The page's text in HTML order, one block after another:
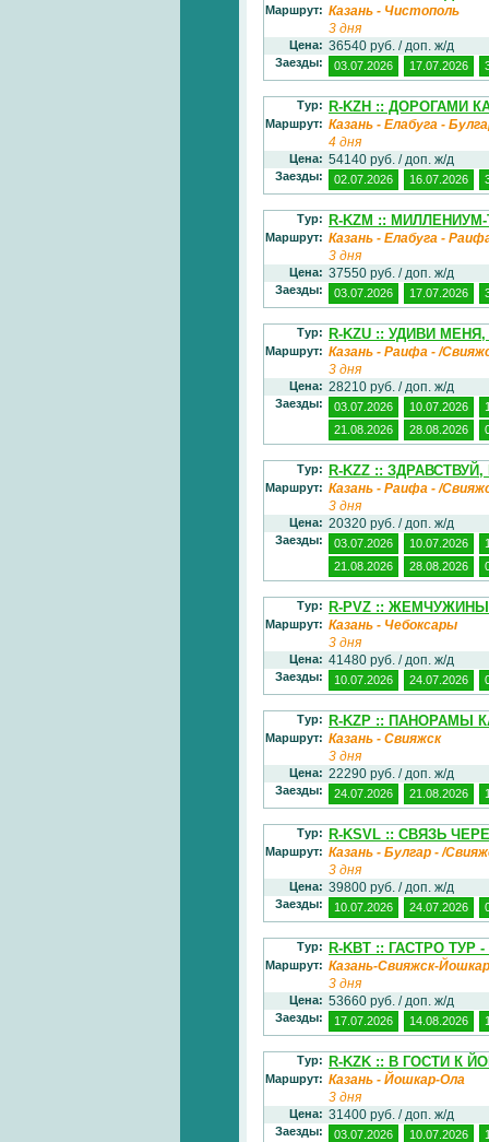
Маршрут: Казань - Чистополь
3 дня
Цена: 36540 руб. / доп. ж/д
Заезды: 03.07.2026 17.07.2026
Тур: R-KZH :: ДОРОГАМИ
Маршрут: Казань - Елабуга -
4 дня
Цена: 54140 руб. / доп. ж/д
Заезды: 02.07.2026 16.07.2026
Тур: R-KZM ::
Маршрут: Казань - Елабуга -
3 дня
Цена: 37550 руб. / доп. ж/д
Заезды: 03.07.2026 17.07.2026
Тур: R-KZU :: УДИВИ МЕНЯ,
Маршрут: Казань - Раифа - /
3 дня
Цена: 28210 руб. / доп. ж/д
Заезды: 03.07.2026 10.07.2026
21.08.2026
28.08.2026
Тур: R-KZZ ::
Маршрут: Казань - Раифа - /
3 дня
Цена: 20320 руб. / доп. ж/д
Заезды: 03.07.2026 10.07.2026
21.08.2026
28.08.2026
Тур: R-PVZ ::
Маршрут: Казань - Чебоксары
3 дня
Цена: 41480 руб. / доп. ж/д
Заезды: 10.07.2026 24.07.2026
Тур: R-KZP :: ПАНОРАМЫ
Маршрут: Казань - Свияжск
3 дня
Цена: 22290 руб. / доп. ж/д
Заезды: 24.07.2026 21.08.2026
Тур: R-KSVL :: СВЯЗЬ
Маршрут: Казань - Булгар - /
3 дня
Цена: 39800 руб. / доп. ж/д
Заезды: 10.07.2026 24.07.2026
Тур: R-KBT :: ГАСТРО ТУР
Маршрут: Казань-Свияжск-
3 дня
Цена: 53660 руб. / доп. ж/д
Заезды: 17.07.2026 14.08.2026
Тур: R-KZK :: В ГОСТИ К
Маршрут: Казань - Йошкар-Ола
3 дня
Цена: 31400 руб. / доп. ж/д
Заезды: 03.07.2026 10.07.2026